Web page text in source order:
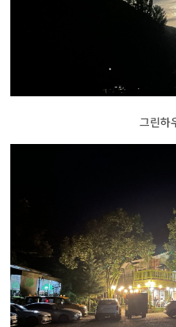
그린하